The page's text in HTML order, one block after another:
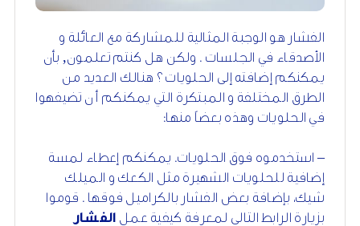
الفشار هو الوجبة المثالية للمشاركة مع العائلة و
الأصدقاء في الجلسات . ولكن هل كنتم تعلمون, بأن
يمكنكم إضافته إلى الحلويات ؟ هنالك العديد من
الطرق المختلفة و المبتكرة التي يمكنكم أ ن تضيفهوا
في الحلويات وهذه بعضاً منها:
– استخدموه فوق الحلويات. يمكنكم إعطاء لمسة
إضافية للحلويات الشهيرة مثل الكعك و الميلك
شيك، بإضافة بعض الفشار بالكراميل فوقها . قوموا
بزيارة الرابط التالي لمعرفة كيفية عمل الفشار